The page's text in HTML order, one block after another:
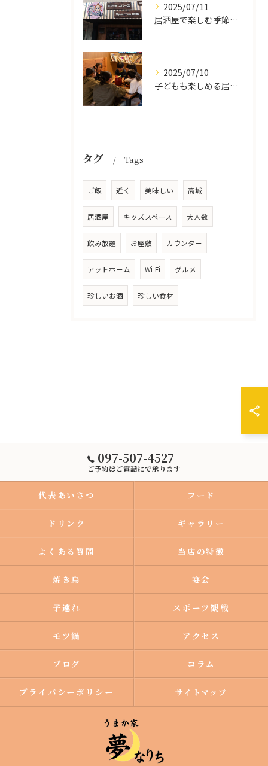
2025/07/11
居酒屋で楽しむ季節の味覚と生中継スポーツ観戦
2025/07/10
子どもも楽しめる居酒屋の魅力
タグ Tags
ご飯 近く 美味しい 高城
居酒屋 キッズスペース 大人数
飲み放題 お座敷 カウンター
アットホーム Wi-Fi グルメ
珍しいお酒 珍しい食材
097-507-4527
ご予約はご電話にで承ります
代表あいさつ フード
ドリンク ギャラリー
よくある質問 当店の特徴
焼き鳥 宴会
子連れ スポーツ観戦
モツ鍋 アクセス
ブログ コラム
プライバシーポリシー サイトマップ